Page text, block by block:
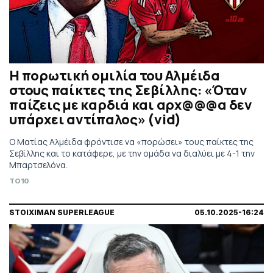
Η πορωτική ομιλία του Αλμέιδα
στους παίκτες της Σεβίλλης: «Όταν
παίζεις με καρδιά και αρχ@@@α δεν
υπάρχει αντίπαλος» (vid)
Ο Ματίας Αλμέιδα φρόντισε να «πορώσει» τους παίκτες της
Σεβίλλης και το κατάφερε, με την ομάδα να διαλύει με 4-1 την
Μπαρτσελόνα.
TO10
STOIXIMAN SUPERLEAGUE 05.10.2025-16:24